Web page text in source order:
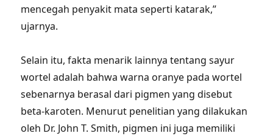
mencegah penyakit mata seperti katarak,”
ujarnya.
Selain itu, fakta menarik lainnya tentang sayur
wortel adalah bahwa warna oranye pada wortel
sebenarnya berasal dari pigmen yang disebut
beta-karoten. Menurut penelitian yang dilakukan
oleh Dr. John T. Smith, pigmen ini juga memiliki